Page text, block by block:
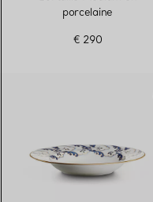
porcelaine
€ 290